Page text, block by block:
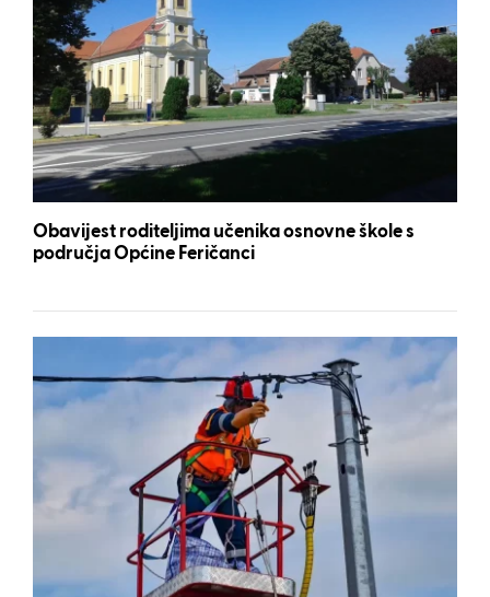
Obavijest roditeljima učenika osnovne škole s
područja Općine Feričanci